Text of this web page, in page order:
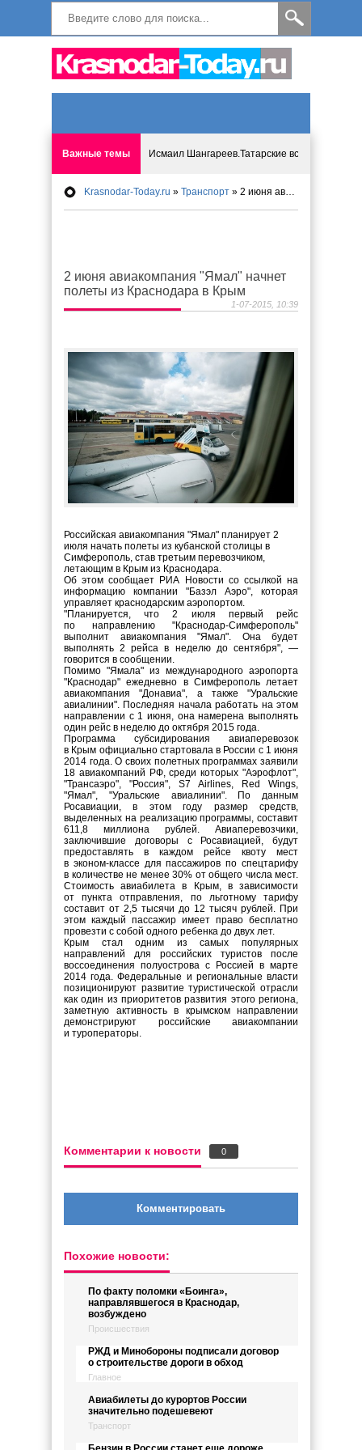
Важные темы Исмаил Шангареев.Татарские встречи на
Программа «Мир без слёз» впервые в Анапе:
Исмагил Шангареев. В поисках внутренней
Krasnodar-Today.ru » Транспорт » 2 июня авиакомпания "Ямал" начнет полеты из Краснодара в Крым
2 июня авиакомпания "Ямал" начнет
полеты из Краснодара в Крым
1-07-2015, 10:39
Российская авиакомпания "Ямал" планирует 2
июля начать полеты из кубанской столицы в
Симферополь, став третьим перевозчиком,
летающим в Крым из Краснодара.
Об этом сообщает РИА Новости со ссылкой на
информацию компании "Базэл Аэро", которая
управляет краснодарским аэропортом.
"Планируется, что 2 июля первый рейс
по направлению "Краснодар-Симферополь"
выполнит авиакомпания "Ямал". Она будет
выполнять 2 рейса в неделю до сентября", —
говорится в сообщении.
Помимо "Ямала" из международного аэропорта
"Краснодар" ежедневно в Симферополь летает
авиакомпания "Донавиа", а также "Уральские
авиалинии". Последняя начала работать на этом
направлении с 1 июня, она намерена выполнять
один рейс в неделю до октября 2015 года.
Программа субсидирования авиаперевозок
в Крым официально стартовала в России с 1 июня
2014 года. О своих полетных программах заявили
18 авиакомпаний РФ, среди которых "Аэрофлот",
"Трансаэро", "Россия", S7 Airlines, Red Wings,
"Ямал", "Уральские авиалинии". По данным
Росавиации, в этом году размер средств,
выделенных на реализацию программы, составит
611,8 миллиона рублей. Авиаперевозчики,
заключившие договоры с Росавиацией, будут
предоставлять в каждом рейсе квоту мест
в эконом-классе для пассажиров по спецтарифу
в количестве не менее 30% от общего числа мест.
Стоимость авиабилета в Крым, в зависимости
от пункта отправления, по льготному тарифу
составит от 2,5 тысячи до 12 тысяч рублей. При
этом каждый пассажир имеет право бесплатно
провезти с собой одного ребенка до двух лет.
Крым стал одним из самых популярных
направлений для российских туристов после
воссоединения полуострова с Россией в марте
2014 года. Федеральные и региональные власти
позиционируют развитие туристической отрасли
как один из приоритетов развития этого региона,
заметную активность в крымском направлении
демонстрируют российские авиакомпании
и туроператоры.
Комментарии к новости 0
Комментировать
Похожие новости:
По факту поломки «Боинга»,
направлявшегося в Краснодар,
возбуждено
Происшествия
РЖД и Минобороны подписали договор
о строительстве дороги в обход
Главное
Авиабилеты до курортов России
значительно подешевеют
Транспорт